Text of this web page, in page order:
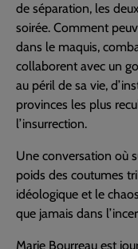
de séparation, les
soirée. Comment
dans le maquis,
collaborent avec un
au péril de sa vie,
provinces les plus
l’insurrection.
Une conversation où
poids des coutumes
idéologique et le
que jamais dans
Marie Bourreau est